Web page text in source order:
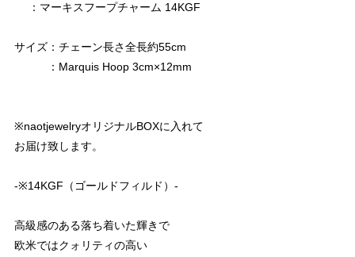
：マーキスフープチャーム 14KGF
サイズ：チェーン長さ全長約55cm
：Marquis Hoop 3cm×12mm
※naotjewelryオリジナルBOXに入れて
お届け致します。
‐※14KGF（ゴールドフィルド）‐
高級感のある落ち着いた輝きで
欧米ではクォリティの高い